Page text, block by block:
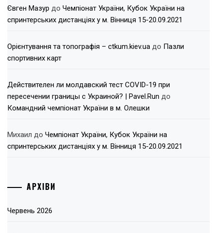
Євген Мазур до Чемпіонат України, Кубок України на
спринтерських дистанціях у м. Вінниця 15-20.09.2021
Орієнтування та топографія – ctkum.kiev.ua до Пазли
спортивних карт
Действителен ли молдавский тест COVID-19 при
пересечении границы с Украиной? | Pavel.Run до
Командний чемпіонат України в м. Олешки
Михаил до Чемпіонат України, Кубок України на
спринтерських дистанціях у м. Вінниця 15-20.09.2021
АРХІВИ
Червень 2026